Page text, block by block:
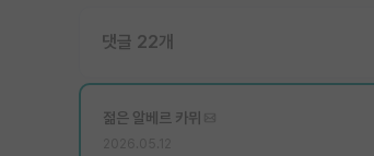
댓글 22개
젊은 알베르 카뮈